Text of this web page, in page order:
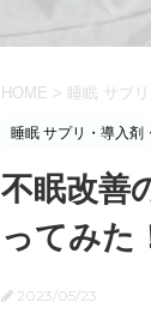
HOME > 睡眠 サプ
睡眠 サプリ・導入剤
不眠改善
ってみた
2023/05/23